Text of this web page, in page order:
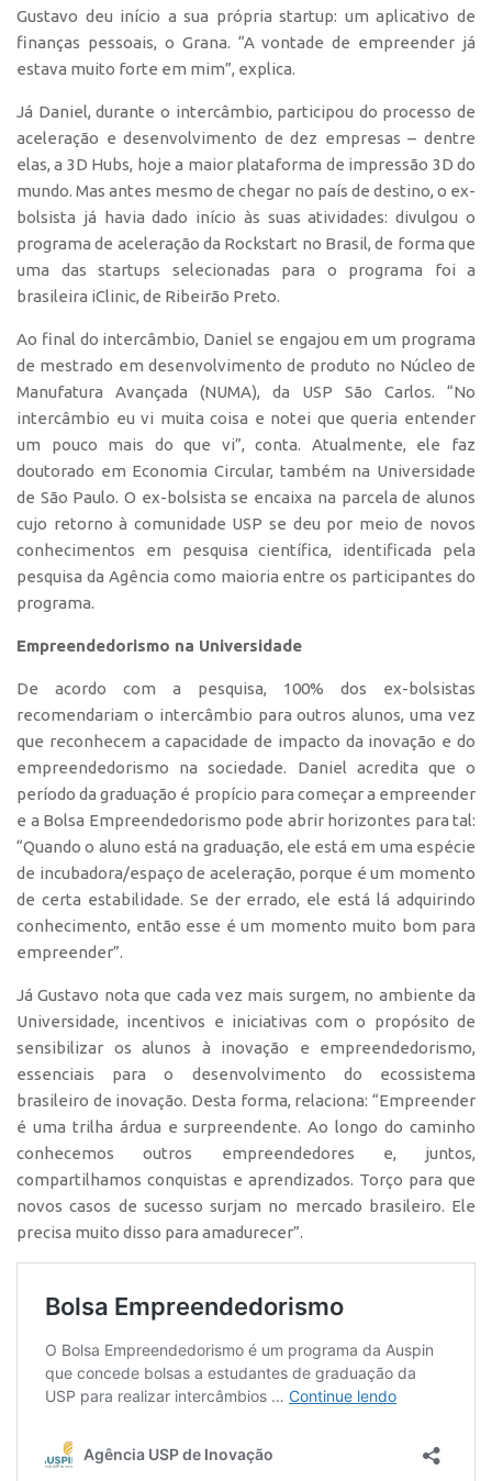
CEPIDs
CEPIX
INCTs
PRPI/USP
InovaUSP
Eventos
Bússola da Inovação
Agenda AUSPIN
SGE
SciBiz
Gustavo deu início a sua própria startup: um aplicativo de
finanças pessoais, o Grana. “A vontade de empreender já
estava muito forte em mim”, explica.
Já Daniel, durante o intercâmbio, participou do processo de
aceleração e desenvolvimento de dez empresas – dentre
elas, a 3D Hubs, hoje a maior plataforma de impressão 3D do
mundo. Mas antes mesmo de chegar no país de destino, o ex-
bolsista já havia dado início às suas atividades: divulgou o
programa de aceleração da Rockstart no Brasil, de forma que
uma das startups selecionadas para o programa foi a
brasileira iClinic, de Ribeirão Preto.
Ao final do intercâmbio, Daniel se engajou em um programa
de mestrado em desenvolvimento de produto no Núcleo de
Manufatura Avançada (NUMA), da USP São Carlos. “No
intercâmbio eu vi muita coisa e notei que queria entender
um pouco mais do que vi”, conta. Atualmente, ele faz
doutorado em Economia Circular, também na Universidade
de São Paulo. O ex-bolsista se encaixa na parcela de alunos
cujo retorno à comunidade USP se deu por meio de novos
conhecimentos em pesquisa científica, identificada pela
pesquisa da Agência como maioria entre os participantes do
programa.
Empreendedorismo na Universidade
De acordo com a pesquisa, 100% dos ex-bolsistas
recomendariam o intercâmbio para outros alunos, uma vez
que reconhecem a capacidade de impacto da inovação e do
empreendedorismo na sociedade. Daniel acredita que o
período da graduação é propício para começar a empreender
e a Bolsa Empreendedorismo pode abrir horizontes para tal:
“Quando o aluno está na graduação, ele está em uma espécie
de incubadora/espaço de aceleração, porque é um momento
de certa estabilidade. Se der errado, ele está lá adquirindo
conhecimento, então esse é um momento muito bom para
empreender”.
Já Gustavo nota que cada vez mais surgem, no ambiente da
Universidade, incentivos e iniciativas com o propósito de
sensibilizar os alunos à inovação e empreendedorismo,
essenciais para o desenvolvimento do ecossistema
brasileiro de inovação. Desta forma, relaciona: “Empreender
é uma trilha árdua e surpreendente. Ao longo do caminho
conhecemos outros empreendedores e, juntos,
compartilhamos conquistas e aprendizados. Torço para que
novos casos de sucesso surjam no mercado brasileiro. Ele
precisa muito disso para amadurecer”.